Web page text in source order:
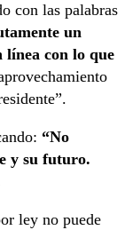
con las palabras
un
línea con lo que
“No
y su futuro.
ley no puede